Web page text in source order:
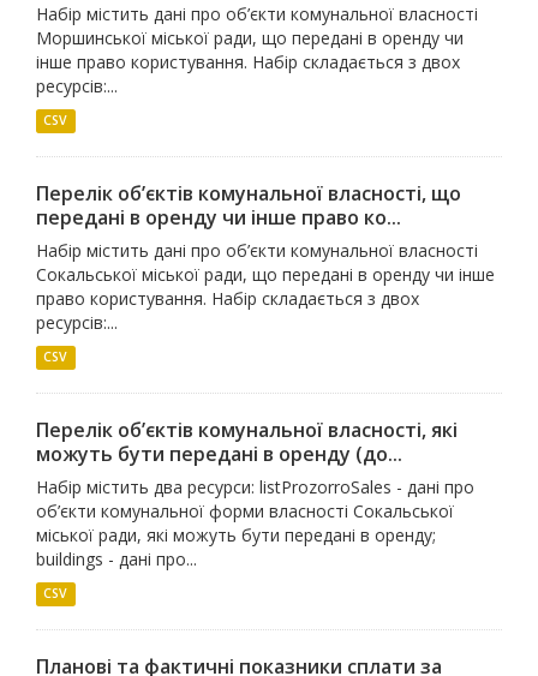
Набір містить дані про об’єкти комунальної власності
Моршинської міської ради, що передані в оренду чи
інше право користування. Набір складається з двох
ресурсів:...
CSV
Перелік об’єктів комунальної власності, що
передані в оренду чи інше право ко...
Набір містить дані про об’єкти комунальної власності
Сокальської міської ради, що передані в оренду чи інше
право користування. Набір складається з двох
ресурсів:...
CSV
Перелік об’єктів комунальної власності, які
можуть бути передані в оренду (до...
Набір містить два ресурси: listProzorroSales - дані про
об’єкти комунальної форми власності Сокальської
міської ради, які можуть бути передані в оренду;
buildings - дані про...
CSV
Планові та фактичні показники сплати за